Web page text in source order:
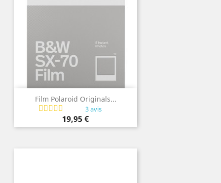
Film Polaroid Originals...
3 avis
Prix
19,95 €